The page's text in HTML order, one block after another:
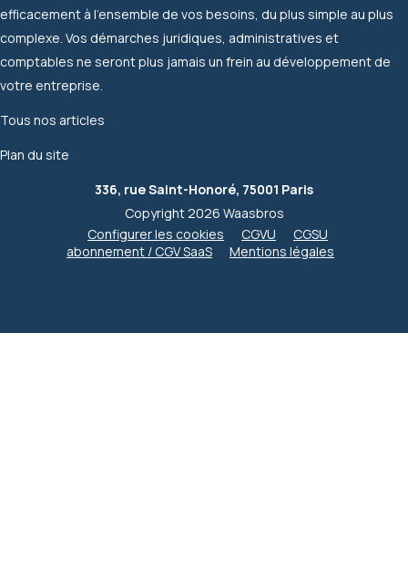
efficacement à l'ensemble de vos besoins, du plus simple au plus
complexe. Vos démarches juridiques, administratives et
comptables ne seront plus jamais un frein au développement de
votre entreprise.
Tous nos articles
Plan du site
336, rue Saint-Honoré, 75001 Paris
Copyright 2026 Waasbros
Configurer les cookies
CGVU
CGSU
abonnement / CGV SaaS
Mentions légales